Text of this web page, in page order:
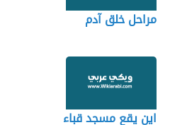
مراحل خلق آدم
اين يقع مسجد قباء